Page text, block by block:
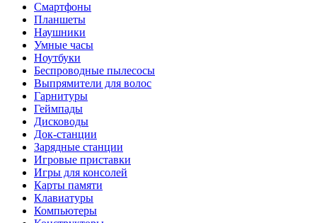
Смартфоны
Планшеты
Наушники
Умные часы
Ноутбуки
Беспроводные пылесосы
Выпрямители для волос
Гарнитуры
Геймпады
Дисководы
Док-станции
Зарядные станции
Игровые приставки
Игры для консолей
Карты памяти
Клавиатуры
Компьютеры